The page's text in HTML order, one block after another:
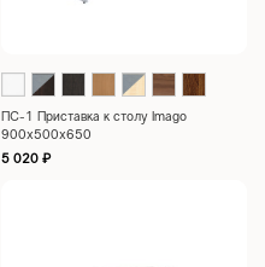
ПС-1 Приставка к столу Imago
900х500х650
5 020 ₽